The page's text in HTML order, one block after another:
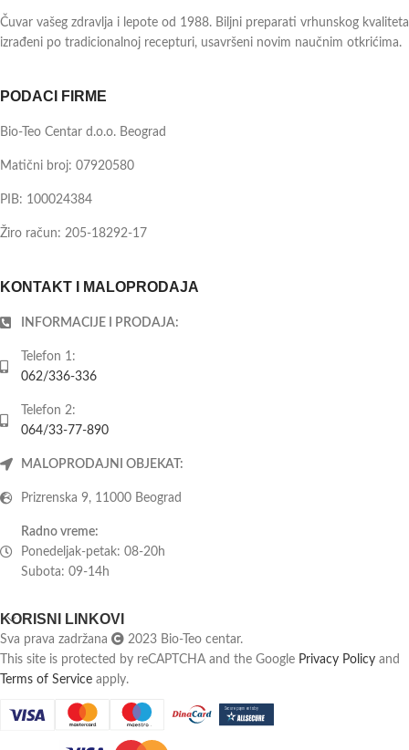
Čuvar vašeg zdravlja i lepote od 1988. Biljni preparati vrhunskog kvaliteta
izrađeni po tradicionalnoj recepturi, usavršeni novim naučnim otkrićima.
PODACI FIRME
Bio-Teo Centar d.o.o. Beograd
Matični broj: 07920580
PIB: 100024384
Žiro račun: 205-18292-17
KONTAKT I MALOPRODAJA
INFORMACIJE I PRODAJA:
Telefon 1:
062/336-336
Telefon 2:
064/33-77-890
MALOPRODAJNI OBJEKAT:
Prizrenska 9, 11000 Beograd
Radno vreme:
Ponedeljak-petak: 08-20h
Subota: 09-14h
KORISNI LINKOVI
Sva prava zadržana
2023 Bio-Teo centar.
This site is protected by reCAPTCHA and the Google Privacy Policy and
Terms of Service apply.